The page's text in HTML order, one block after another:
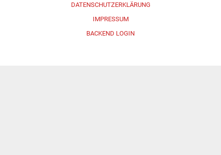
DATENSCHUTZERKLÄRUNG
IMPRESSUM
BACKEND LOGIN